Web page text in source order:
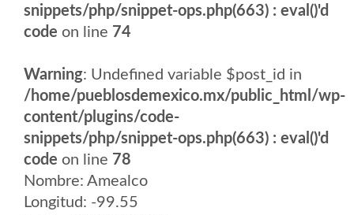
snippets/php/snippet-ops.php(663) : eval()'d
code on line 74
Warning: Undefined variable $post_id in
/home/pueblosdemexico.mx/public_html/wp-
content/plugins/code-
snippets/php/snippet-ops.php(663) : eval()'d
code on line 78
Nombre: Amealco
Longitud: -99.55